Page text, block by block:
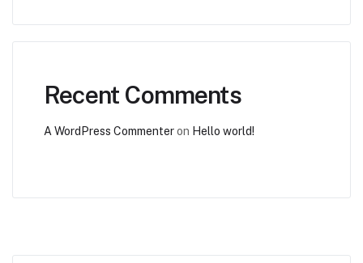
Recent Comments
A WordPress Commenteron Hello world!